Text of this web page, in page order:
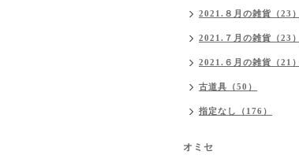
2021.８月の雑貨（23）
2021.７月の雑貨（23）
2021.６月の雑貨（21）
古道具（50）
指定なし（176）
オミセ